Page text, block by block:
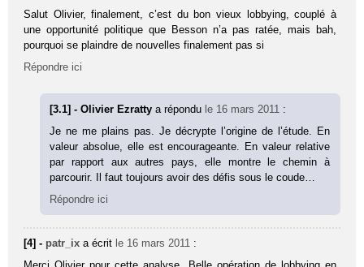
Salut Olivier, finalement, c’est du bon vieux lobbying, couplé à
une opportunité politique que Besson n’a pas ratée, mais bah,
pourquoi se plaindre de nouvelles finalement pas si
Répondre ici
[3.1] - Olivier Ezrattya répondu le 16 mars 2011 :
Je ne me plains pas. Je décrypte l’origine de l’étude. En
valeur absolue, elle est encourageante. En valeur relative
par rapport aux autres pays, elle montre le chemin à
parcourir. Il faut toujours avoir des défis sous le coude…
Répondre ici
[4] - patr_ix a écrit le 16 mars 2011 :